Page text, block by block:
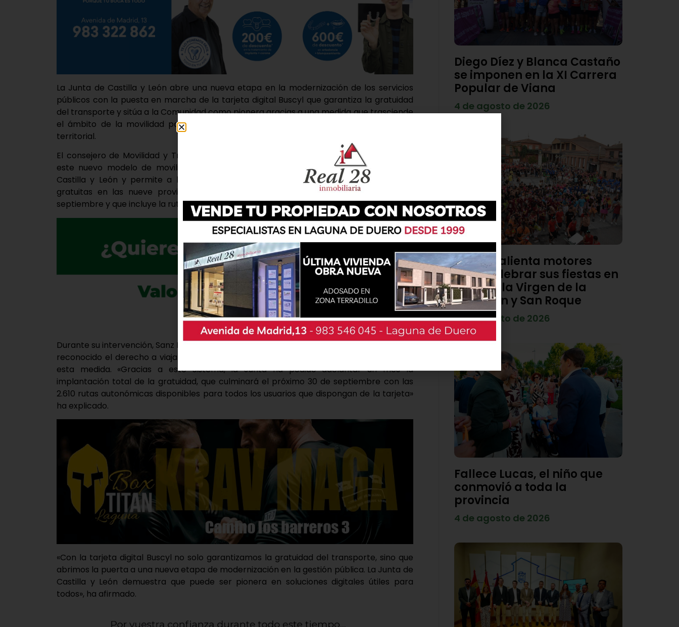
La Junta de Castilla y León abre una nueva etapa en la modernización de los servicios
públicos con la puesta en marcha de la tarjeta digital Buscyl que garantiza la gratuidad
del transporte y sitúa a la Comunidad como pionera gracias a una medida que trasciende
el ámbito de la movilidad para convertirse en una herramienta de igualdad social y
territorial.
El consejero de Movilidad y Transformación Digital, José Luis Sanz Merino, ha detallado
este nuevo modelo de movilidad que, además de eliminar barreras, conecta a toda
Castilla y León y permite a los ciudadanos empadronados disfrutar ya de 284 rutas
gratuitas en las nueve provincias que entran en vigor a partir de este lunes 1 de
septiembre y que incluye la ruta M-12 de Laguna de Duero entre las afortunadas.
Durante su intervención, Sanz Merino ha subrayado que más de 150.000 usuarios tienen ya
reconocido el derecho a viajar de manera gratuita, lo que evidencia la gran acogida de
esta medida. «Gracias a este sistema, la Junta ha podido adelantar un mes la
implantación total de la gratuidad, que culminará el próximo 30 de septiembre con las
2.610 rutas autonómicas disponibles para todos los usuarios que dispongan de la tarjeta»
ha explicado.
«Con la tarjeta digital Buscyl no solo garantizamos la gratuidad del transporte, sino que
abrimos la puerta a una nueva etapa de modernización en la gestión pública. La Junta de
Castilla y León demuestra que puede ser pionera en soluciones digitales útiles para
todos», ha afirmado.
Diego Díez y Blanca Castaño
se imponen en la XI Carrera
Popular de Viana
4 de agosto de 2026
Viana calienta motores
para celebrar sus fiestas en
honor a la Virgen de la
Asunción y San Roque
4 de agosto de 2026
Fallece Lucas, el niño que
conmovió a toda la
provincia
4 de agosto de 2026